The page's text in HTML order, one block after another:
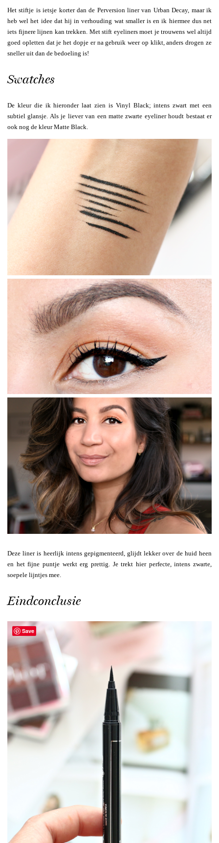
Het stiftje is ietsje korter dan de Perversion liner van Urban Decay, maar ik
heb wel het idee dat hij in verhouding wat smaller is en ik hiermee dus net
iets fijnere lijnen kan trekken. Met stift eyeliners moet je trouwens wel altijd
goed opletten dat je het dopje er na gebruik weer op klikt, anders drogen ze
sneller uit dan de bedoeling is!
Swatches
De kleur die ik hieronder laat zien is Vinyl Black; intens zwart met een
subtiel glansje. Als je liever van een matte zwarte eyeliner houdt bestaat er
ook nog de kleur Matte Black.
Deze liner is heerlijk intens gepigmenteerd, glijdt lekker over de huid heen
en het fijne puntje werkt erg prettig. Je trekt hier perfecte, intens zwarte,
soepele lijntjes mee.
Eindconclusie
Save